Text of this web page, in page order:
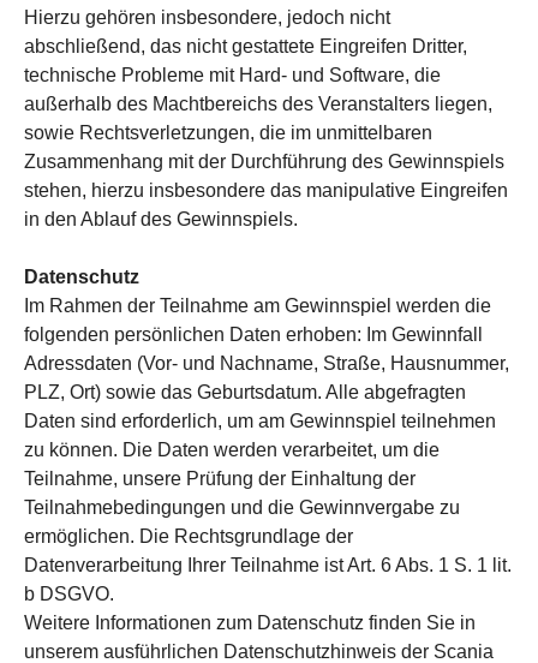
Hierzu gehören insbesondere, jedoch nicht
abschließend, das nicht gestattete Eingreifen Dritter,
technische Probleme mit Hard- und Software, die
außerhalb des Machtbereichs des Veranstalters liegen,
sowie Rechtsverletzungen, die im unmittelbaren
Zusammenhang mit der Durchführung des Gewinnspiels
stehen, hierzu insbesondere das manipulative Eingreifen
in den Ablauf des Gewinnspiels.
Datenschutz
Im Rahmen der Teilnahme am Gewinnspiel werden die
folgenden persönlichen Daten erhoben: Im Gewinnfall
Adressdaten (Vor- und Nachname, Straße, Hausnummer,
PLZ, Ort) sowie das Geburtsdatum. Alle abgefragten
Daten sind erforderlich, um am Gewinnspiel teilnehmen
zu können. Die Daten werden verarbeitet, um die
Teilnahme, unsere Prüfung der Einhaltung der
Teilnahmebedingungen und die Gewinnvergabe zu
ermöglichen. Die Rechtsgrundlage der
Datenverarbeitung Ihrer Teilnahme ist Art. 6 Abs. 1 S. 1 lit.
b DSGVO.
Weitere Informationen zum Datenschutz finden Sie in
unserem ausführlichen Datenschutzhinweis der Scania